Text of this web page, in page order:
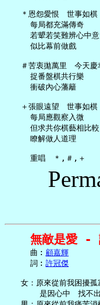
   ＊恩怨愛恨　世事如棋
     每局都充滿傳奇
     若顰若笑難辨心中意
     似比幕前做戲
＃苦衷拋萬里　今天慶
     捉番盤棋共行樂
     衝破內心藩籬
   ＋張眼遠望　世事如棋
     每局應觀察入微
     但求共你棋藝相比較
     瞭解做人道理
無敵是愛 -
     曲︰
顧嘉輝
     詞︰
許冠傑
女：原來從前我困擾孤
是因心中　找不